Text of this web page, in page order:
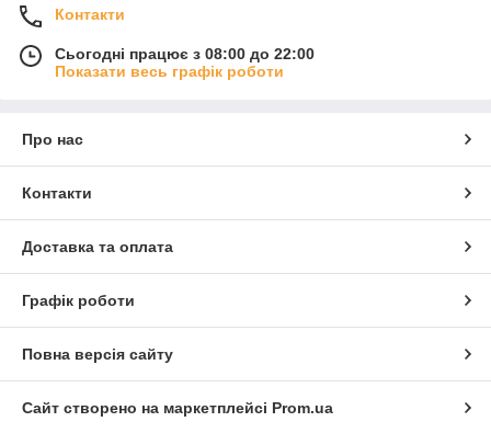
Контакти
Сьогодні працює з 08:00 до 22:00
Показати весь графік роботи
Про нас
Контакти
Доставка та оплата
Графік роботи
Повна версія сайту
Сайт створено на маркетплейсі Prom.ua